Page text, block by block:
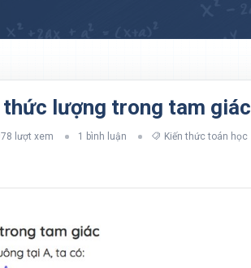
thức lượng trong tam giác
lượt xem 1 bình luận Kiến thức toán học